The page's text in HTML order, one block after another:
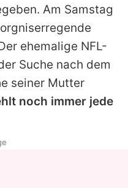
Am Samstag
ehemalige NFL-
Suche nach dem
seiner Mutter
noch immer jede